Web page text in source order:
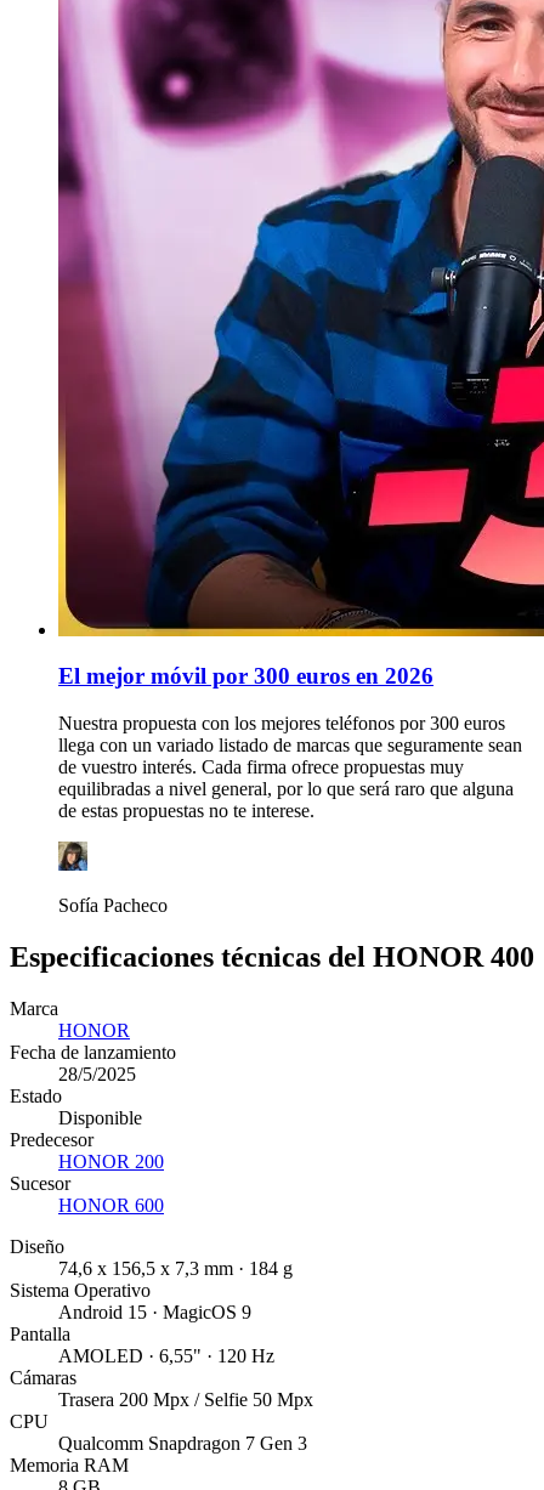
El mejor móvil por 300 euros en 2026
Nuestra propuesta con los mejores teléfonos por 300 euros
llega con un variado listado de marcas que seguramente sean
de vuestro interés. Cada firma ofrece propuestas muy
equilibradas a nivel general, por lo que será raro que alguna
de estas propuestas no te interese.
Sofía Pacheco
Especificaciones técnicas del HONOR 400
Marca
HONOR
Fecha de lanzamiento
28/5/2025
Estado
Disponible
Predecesor
HONOR 200
Sucesor
HONOR 600
Diseño
74,6 x 156,5 x 7,3 mm · 184 g
Sistema Operativo
Android 15 · MagicOS 9
Pantalla
AMOLED · 6,55" · 120 Hz
Cámaras
Trasera 200 Mpx / Selfie 50 Mpx
CPU
Qualcomm Snapdragon 7 Gen 3
Memoria RAM